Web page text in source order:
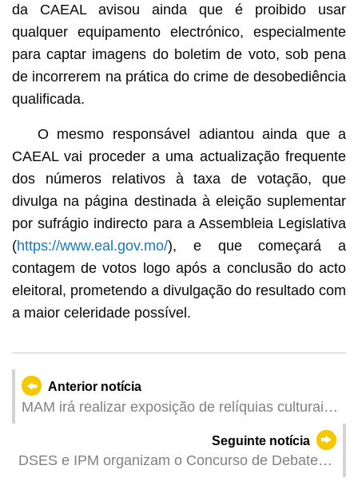
da CAEAL avisou ainda que é proibido usar
qualquer equipamento electrónico, especialmente
para captar imagens do boletim de voto, sob pena
de incorrerem na prática do crime de desobediência
qualificada.
O mesmo responsável adiantou ainda que a
CAEAL vai proceder a uma actualização frequente
dos números relativos à taxa de votação, que
divulga na página destinada à eleição suplementar
por sufrágio indirecto para a Assembleia Legislativa
(https://www.eal.gov.mo/), e que começará a
contagem de votos logo após a conclusão do acto
eleitoral, prometendo a divulgação do resultado com
a maior celeridade possível.
Anterior notícia
MAM irá realizar exposição de relíquias culturais
catálogos e lembranças requintadosSeguinte notícia
DSES e IPM organizam o Concurso de Debate